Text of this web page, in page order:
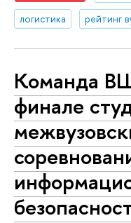
логистика
рейтинг
Команда
финале